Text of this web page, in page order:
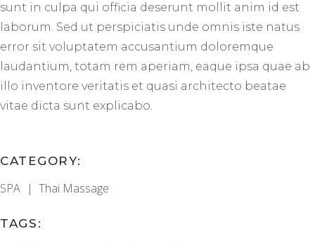
sunt in culpa qui officia deserunt mollit anim id est
laborum. Sed ut perspiciatis unde omnis iste natus
error sit voluptatem accusantium doloremque
laudantium, totam rem aperiam, eaque ipsa quae ab
illo inventore veritatis et quasi architecto beatae
vitae dicta sunt explicabo.
CATEGORY:
SPA Thai Massage
TAGS: